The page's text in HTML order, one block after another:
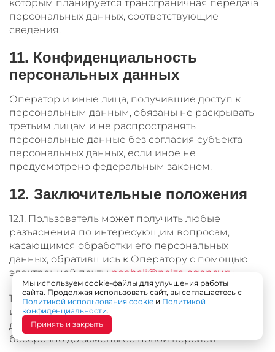
которым планируется трансграничная передача
персональных данных, соответствующие
сведения.
11. Конфиденциальность
персональных данных
Оператор и иные лица, получившие доступ к
персональным данным, обязаны не раскрывать
третьим лицам и не распространять
персональные данные без согласия субъекта
персональных данных, если иное не
предусмотрено федеральным законом.
12. Заключительные положения
12.1. Пользователь может получить любые
разъяснения по интересующим вопросам,
касающимся обработки его персональных
данных, обратившись к Оператору с помощью
электронной почты poehali@polza-agency.ru
12.2. В данном документе будут отражены любые
изменения политики обработки персональных
данных Оператором. Политика действует
бессрочно до замены ее новой версией.
Мы используем cookie-файлы для улучшения работы
сайта. Продолжая использовать сайт, вы соглашаетесь с
Политикой использования cookie и Политикой
конфиденциальности.
Принять и закрыть